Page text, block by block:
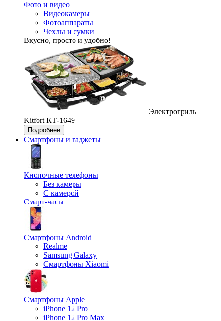
Фото и видео
Видеокамеры
Фотоаппараты
Чехлы и сумки
Вкусно, просто и удобно!
Электрогриль
Kitfort КТ-1649
Подробнее
Смартфоны и гаджеты
Кнопочные телефоны
Без камеры
С камерой
Смарт-часы
Смартфоны Android
Realme
Samsung Galaxy
Смартфоны Xiaomi
Смартфоны Apple
iPhone 12 Pro
iPhone 12 Pro Max